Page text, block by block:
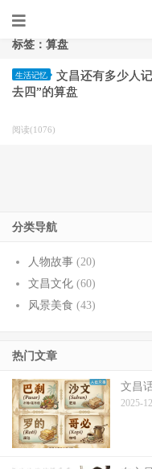
标签：算盘
生活记忆
文昌还有多少人
去四”的算盘
阅读(1076)
分类导航
人物故事 (20)
文昌文化 (60)
风景美食 (43)
热门文章
文昌
2025-